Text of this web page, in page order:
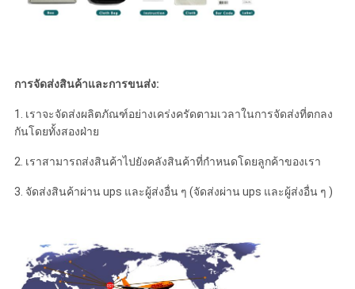
การจัดส่งสินค้าและการขนส่ง:
1. เราจะจัดส่งผลิตภัณฑ์อย่างเคร่งครัดตามเวลาในการจัดส่งที่ตกลง
กันโดยทั้งสองฝ่าย
2. เราสามารถส่งสินค้าไปยังคลังสินค้าที่กำหนดโดยลูกค้าของเรา
3. จัดส่งสินค้าผ่าน ups และผู้ส่งอื่น ๆ (จัดส่งผ่าน ups และผู้ส่งอื่น ๆ )